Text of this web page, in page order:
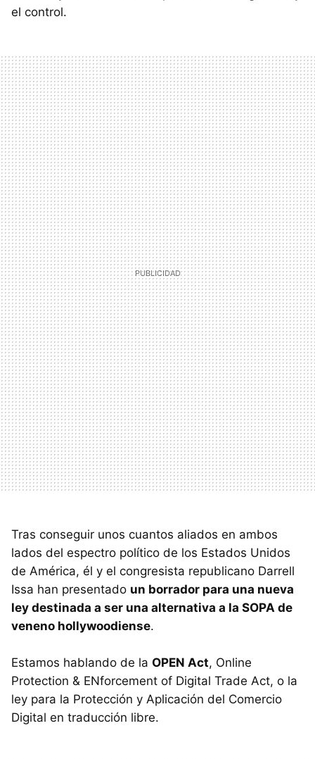
el control.
Tras conseguir unos cuantos aliados en ambos
lados del espectro político de los Estados Unidos
de América, él y el congresista republicano Darrell
Issa han presentado un borrador para una nueva
ley destinada a ser una alternativa a la SOPA de
veneno hollywoodiense.
Estamos hablando de la OPEN Act, Online
Protection & ENforcement of Digital Trade Act, o la
ley para la Protección y Aplicación del Comercio
Digital en traducción libre.